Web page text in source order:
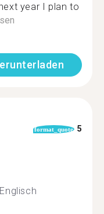
year I plan to
format_quote 5
Englisch